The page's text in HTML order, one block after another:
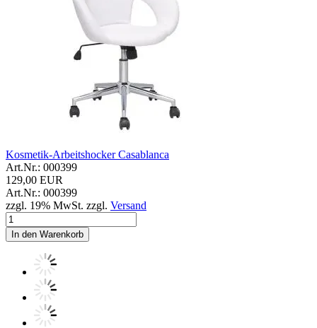
Kosmetik-Arbeitshocker Casablanca
Art.Nr.: 000399
129,00 EUR
Art.Nr.: 000399
zzgl. 19% MwSt. zzgl. Versand
In den Warenkorb